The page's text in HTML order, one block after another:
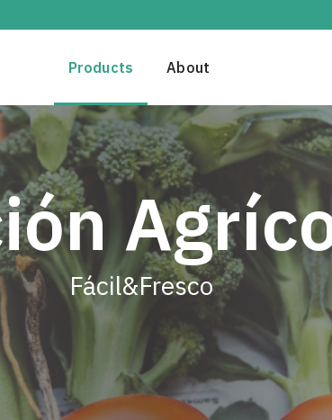
Products About
Fácil&Fresco